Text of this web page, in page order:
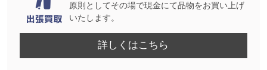
原則としてその場で現金にて品物をお買い上げ
いたします。
詳しくはこちら